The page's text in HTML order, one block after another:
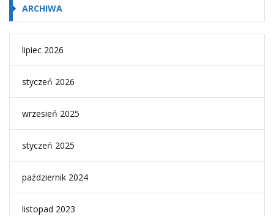
ARCHIWA
lipiec 2026
styczeń 2026
wrzesień 2025
styczeń 2025
październik 2024
listopad 2023